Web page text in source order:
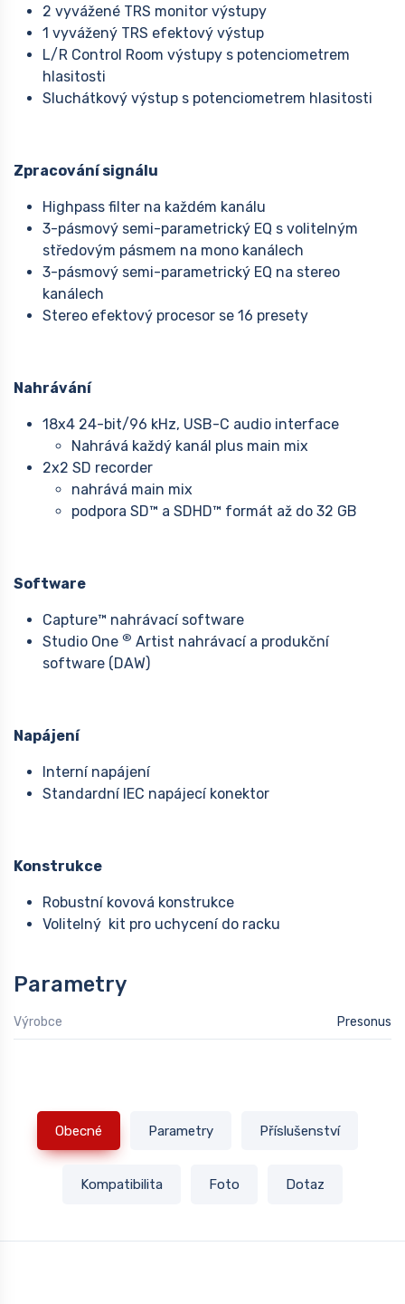
2 vyvážené TRS monitor výstupy
1 vyvážený TRS efektový výstup
L/R Control Room výstupy s potenciometrem
hlasitosti
Sluchátkový výstup s potenciometrem hlasitosti
Zpracování signálu
Highpass filter na každém kanálu
3-pásmový semi-parametrický EQ s volitelným
středovým pásmem na mono kanálech
3-pásmový semi-parametrický EQ na stereo
kanálech
Stereo efektový procesor se 16 presety
Nahrávání
18x4 24-bit/96 kHz, USB-C audio interface
Nahrává každý kanál plus main mix
2x2 SD recorder
nahrává main mix
podpora SD™ a SDHD™ formát až do 32 GB
Software
Capture™ nahrávací software
Studio One ® Artist nahrávací a produkční
software (DAW)
Napájení
Interní napájení
Standardní IEC napájecí konektor
Konstrukce
Robustní kovová konstrukce
Volitelný kit pro uchycení do racku
Parametry
Výrobce Presonus
Obecné Parametry Příslušenství
Kompatibilita Foto Dotaz